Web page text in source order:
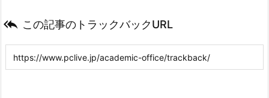
 この記事のトラックバックURL